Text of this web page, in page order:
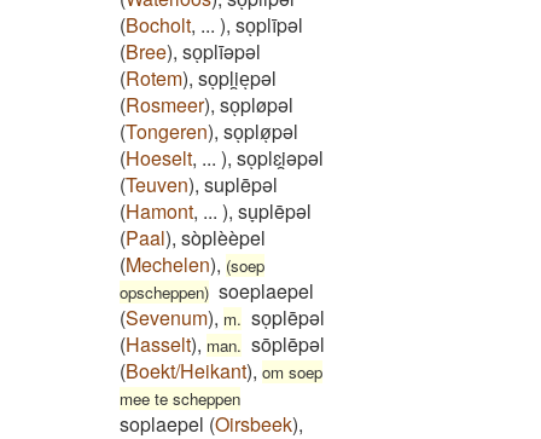
(Bocholt, ... ), soͅplīpəl
(Bree), soͅplīəpəl
(Rotem), soͅpli̯eͅpəl
(Rosmeer), soͅpløpəl
(Tongeren), soͅpløͅpəl
(Hoeselt, ... ), soͅplɛi̯əpəl
(Teuven), suplēpəl
(Hamont, ... ), su̞plēpəl
(Paal), sòplèèpel
(Mechelen), (soep
opscheppen) soeplaepel
(Sevenum), m. soͅplēpəl
(Hasselt), man. sōplēpəl
(Boekt/Heikant), om soep
mee te scheppen
soplaepel (Oirsbeek),